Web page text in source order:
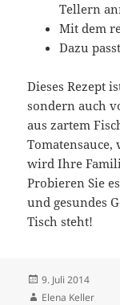
Tellern
Mit dem
Dazu
Dieses Rezept
sondern auch
aus zartem
wird Ihre
Probieren Sie
und gesundes
Tisch steht!
Veröffentlicht
am
9. Juli 2014
Autor
Elena Keller